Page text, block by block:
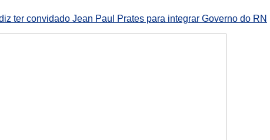
ter convidado Jean Paul Prates para integrar Governo do RN